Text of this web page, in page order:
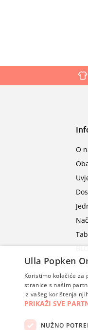
O
Ulla Popken
Koristimo kolačiće za
stranice s našim
iz vašeg korištenja
PRIKAŽI SVE
NUŽNO